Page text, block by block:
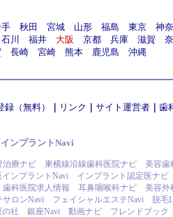
秋田 宮城 山形 福島 東京
神
石川 福井 大阪 京都 兵庫 滋賀
長崎 宮崎 熊本 鹿児島 沖縄
録（無料） リンク サイト運営者｜ 歯
インプラントNavi
治療ナビ 東横線沿線歯科医院ナビ
美容歯
インプラントNavi
インプラント認定医ナビ
歯科医院求人情報 耳鼻咽喉科ナビ
美容外
サロンNavi フェイシャルエステNavi
脱毛
の社 銀座Navi 動画ナビ フレンドブック